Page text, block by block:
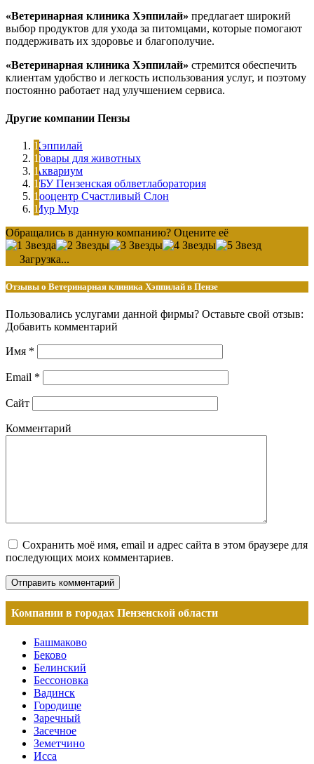
«Ветеринарная клиника Хэппилай» предлагает широкий
выбор продуктов для ухода за питомцами, которые помогают
поддерживать их здоровье и благополучие.
«Ветеринарная клиника Хэппилай» стремится обеспечить
клиентам удобство и легкость использования услуг, и поэтому
постоянно работает над улучшением сервиса.
Другие компании Пензы
Хэппилай
Товары для животных
Аквариум
ГБУ Пензенская облветлаборатория
Зооцентр Счастливый Слон
Мур Мур
Обращались в данную компанию? Оцените её
Загрузка...
Отзывы о Ветеринарная клиника Хэппилай в Пензе
Пользовались услугами данной фирмы? Оставьте свой отзыв:
Добавить комментарий
Имя *
Email *
Сайт
Комментарий
Сохранить моё имя, email и адрес сайта в этом браузере для
последующих моих комментариев.
Компании в городах Пензенской области
Башмаково
Беково
Белинский
Бессоновка
Вадинск
Городище
Заречный
Засечное
Земетчино
Исса